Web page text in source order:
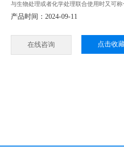
与生物处理或者化学处理联合使用时又可称
产品时间：2024-09-11
在线咨询 点击收